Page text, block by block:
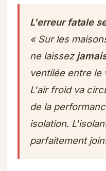
L'erreur fatale
« Sur les
ne laissez
ventilée entre le
L'air froid va
de la
isolation.
parfaitement